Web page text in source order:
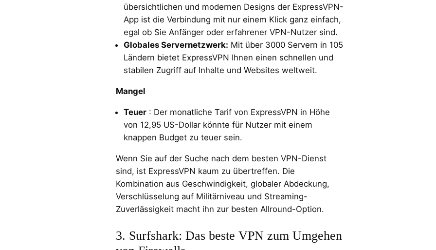
übersichtlichen und modernen Designs der ExpressVPN-
App ist die Verbindung mit nur einem Klick ganz einfach,
egal ob Sie Anfänger oder erfahrener VPN-Nutzer sind.
Globales Servernetzwerk: Mit über 3000 Servern in 105
Ländern bietet ExpressVPN Ihnen einen schnellen und
stabilen Zugriff auf Inhalte und Websites weltweit.
Mangel
Teuer : Der monatliche Tarif von ExpressVPN in Höhe
von 12,95 US-Dollar könnte für Nutzer mit einem
knappen Budget zu teuer sein.
Wenn Sie auf der Suche nach dem besten VPN-Dienst
sind, ist ExpressVPN kaum zu übertreffen. Die
Kombination aus Geschwindigkeit, globaler Abdeckung,
Verschlüsselung auf Militärniveau und Streaming-
Zuverlässigkeit macht ihn zur besten Allround-Option.
3. Surfshark: Das beste VPN zum Umgehen